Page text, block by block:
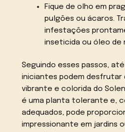
Fique de olho em
pulgões ou ácaros.
infestações
inseticida ou óleo de
Seguindo esses passos,
iniciantes podem desfrutar
vibrante e colorida do
é uma planta tolerante e,
adequados, pode
impressionante em jardins